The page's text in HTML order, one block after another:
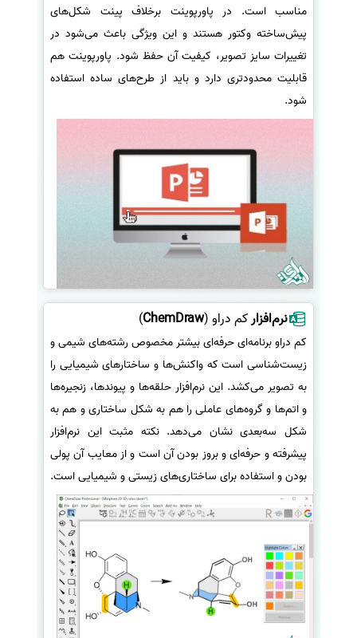
مناسب است. در پاورپوینت برخلاف پینت شکل‌های
پیش‌ساخته وکتور هستند و این ویژگی باعث می‌شود در
تغییرات سایز تصویر، کیفیت آن حفظ شود. پاورپوینت هم
قابلیت محدودتری دارد و باید از طرح‌های ساده استفاده
شود.
نرم‌افزارکم دراو (ChemDraw
)
کم دراو برنامه‌ای حرفه‌ای بیشتر مخصوص رشته‌های شیمی و
زیست‌شناسی است که واکنش‌ها و ساختارهای شیمیایی را
به تصویر می‌کشد. این نرم‌افزار حلقه‌ها و پیوندها، زنجیره‌ها
و اتم‌ها و گروه‌های عاملی را هم به شکل ساختاری و هم به
شکل سه‌بعدی نشان می‌دهد. نکته مثبت این نرم‌افزار
پیشرفته و حرفه‌ای و بروز بودن آن است و از معایب آن پولی
بودن و استفاده برای ساختاری‌های زیستی و شیمیایی است.